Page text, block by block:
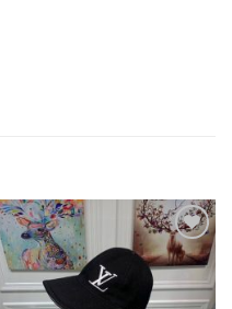
Add to
wishlist